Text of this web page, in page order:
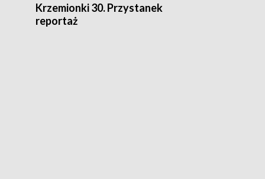
Krzemionki 30. Przystanek
reportaż